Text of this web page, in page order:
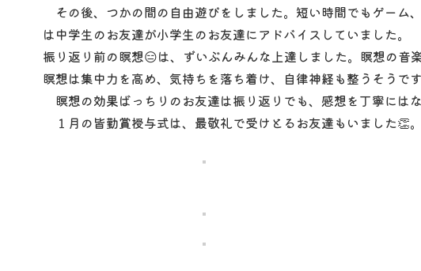
その後、つかの間の自由遊びをしました。短い時間でもゲーム
は中学生のお友達が小学生のお友達にアドバイスしていました。
振り返り前の瞑想😑は、ずいぶんみんな上達しました。瞑想の音
瞑想は集中力を高め、気持ちを落ち着け、自律神経も整うそうで
瞑想の効果ばっちりのお友達は振り返りでも、感想を丁寧にはな
１月の皆勤賞授与式は、最敬礼で受けとるお友達もいました👏